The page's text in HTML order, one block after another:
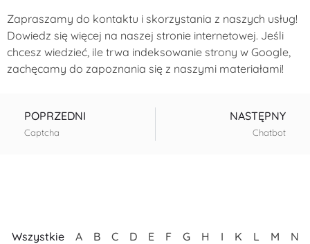
Zapraszamy do kontaktu i skorzystania z naszych usług!
Dowiedz się więcej na naszej stronie internetowej. Jeśli
chcesz wiedzieć, ile trwa indeksowanie strony w Google,
zachęcamy do zapoznania się z naszymi materiałami!
POPRZEDNI
Captcha
NASTĘPNY
Chatbot
A B C D E F G H I K L M
N
Wszystkie